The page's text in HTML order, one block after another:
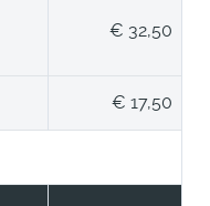
€ 32,50
€ 17,50